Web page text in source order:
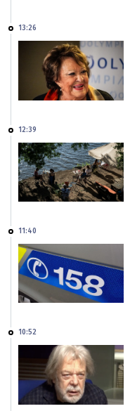
13:26
12:39
11:40
10:52